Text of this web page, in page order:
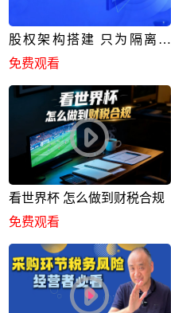
股权架构搭建 只为隔离风
险？
免费观看
看世界杯 怎么做到财税合规
免费观看